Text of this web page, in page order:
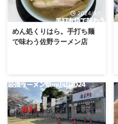
2024/6/1
めん処くりはら。手打ち麺
で味わう佐野ラーメン店